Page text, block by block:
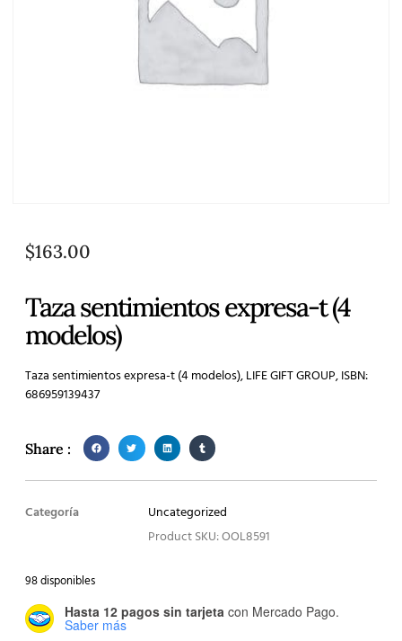
$163.00
Taza sentimientos expresa-t (4
modelos)
Taza sentimientos expresa-t (4 modelos), LIFE GIFT GROUP, ISBN:
686959139437
Share :
Categoría
Uncategorized
Product SKU: OOL8591
98 disponibles
Hasta 12 pagos sin tarjeta con Mercado Pago.
Saber más